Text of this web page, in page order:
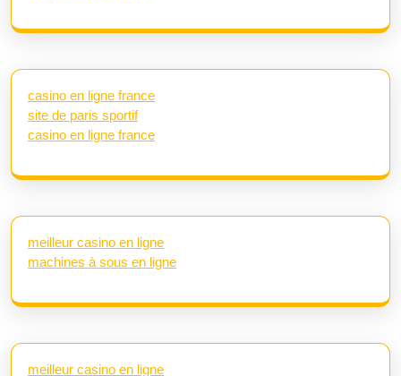
casino en ligne france
site de paris sportif
casino en ligne france
meilleur casino en ligne
machines à sous en ligne
meilleur casino en ligne